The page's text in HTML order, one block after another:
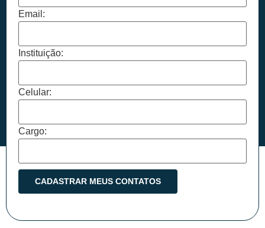
Email:
Instituição:
Celular:
Cargo: